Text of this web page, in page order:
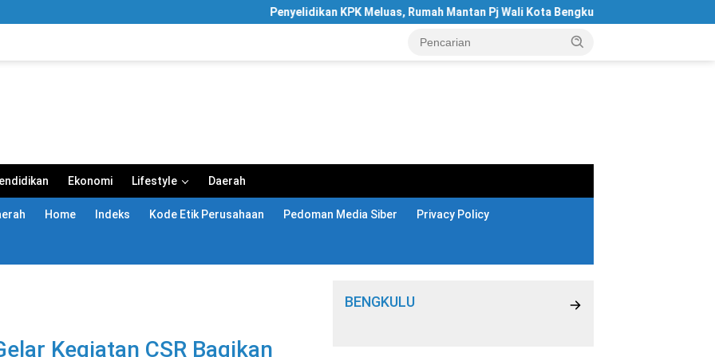
Penyelidikan KPK Meluas, Rumah Mantan Pj Wali Kota Bengkulu Digeledah
Ekonomi Lifestyle Daerah
Home Indeks Kode Etik Perusahaan Pedoman Media Siber Privacy Policy
Kegiatan CSR Bagikan
BENGKULU